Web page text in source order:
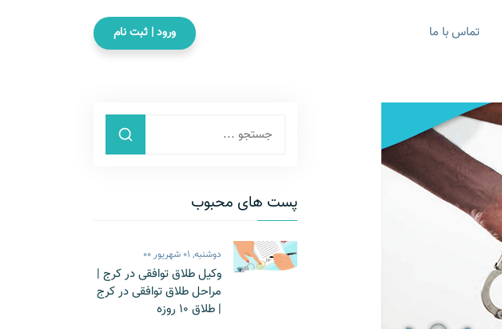
تماس با ما ورود | ثبت نام
پست های محبوب
دوشنبه, 01 شهریور 00
وکیل طلاق توافقی در کرج |
مراحل طلاق توافقی در کرج
| طلاق 10 روزه